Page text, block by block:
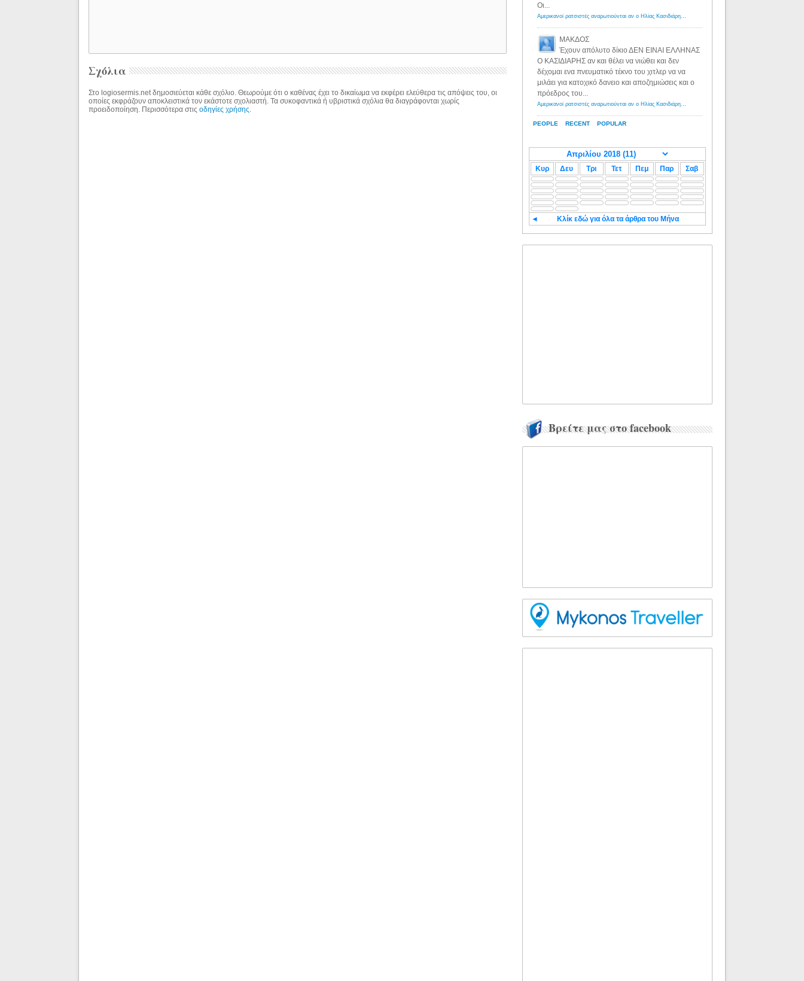
Σχόλια
Στο logiosermis.net δημοσιεύεται κάθε σχόλιο. Θεωρούμε ότι ο καθένας έχει το δικαίωμα να εκφέρει ελεύθερα τις απόψεις του, οι
οποίες εκφράζουν αποκλειστικά τον εκάστοτε σχολιαστή. Τα συκοφαντικά ή υβριστικά σχόλια θα διαγράφονται χωρίς
προειδοποίηση. Περισσότερα στιςοδηγίες χρήσης
PEOPLE RECENT POPULAR
Οι...
Αμερικανοί ρατσιστές αναρωτιούνται αν ο Ηλίας Κασιδιάρης ανήκει στη λευκή φυλή... - Λόγιος Ερμής
ΜΑΚΔΟΣ
Έχουν απόλυτο δίκιο ΔΕΝ ΕΙΝΑΙ ΕΛΛΗΝΑΣ
Ο ΚΑΣΙΔΙΑΡΗΣ αν και θέλει να νιώθει και δεν
δέχομαι ενα πνευματικό τέκνο του χιτλερ να να
μιλάει για κατοχικό δανειο και αποζημιώσεις και ο
πρόεδρος του...
Αμερικανοί ρατσιστές αναρωτιούνται αν ο Ηλίας Κασιδιάρης ανήκει στη λευκή φυλή... - Λόγιος Ερμής
Κυρ Δευ Τρι Τετ Πεμ Παρ Σαβ
◄ Κλίκ εδώ για όλα τα άρθρα του Μήνα
Βρείτε μας στο facebook